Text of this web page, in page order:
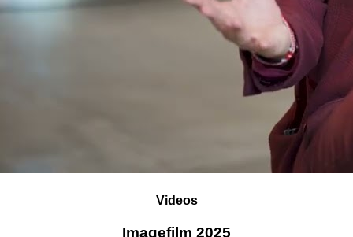
Videos
Imagefilm 2025